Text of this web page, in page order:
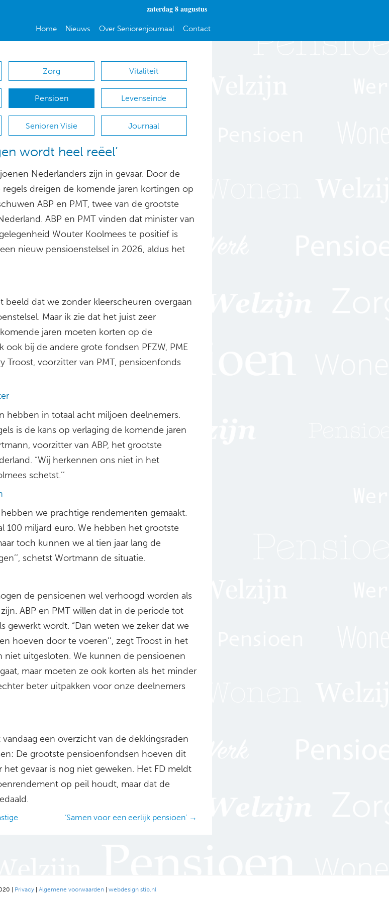
zaterdag 8 augustus
Home Nieuws Over Seniorenjournaal Contact
Zorg Vitaliteit
Pensioen Levenseinde
Senioren Visie Journaal
wordt heel reëel’
Nederlanders zijn in gevaar. Door de
regels dreigen de komende jaren kortingen op
ABP en PMT, twee van de grootste
ABP en PMT vinden dat minister van
Wouter Koolmees te positief is
nieuw pensioenstelsel in 2026, aldus het
beeld dat we zonder kleerscheuren overgaan
Maar ik zie dat het juist zeer
jaren moeten korten op de
ook bij de andere grote fondsen PFZW, PME
Troost, voorzitter van PMT, pensioenfonds
hebben in totaal acht miljoen deelnemers.
is de kans op verlaging de komende jaren
voorzitter van ABP, het grootste
“Wij herkennen ons niet in het
schetst.’’
we prachtige rendementen gemaakt.
100 miljard euro. We hebben het grootste
toch kunnen we al tien jaar lang de
schetst Wortmann de situatie.
de pensioenen wel verhoogd worden als
ABP en PMT willen dat in de periode tot
gewerkt wordt. “Dan weten we zeker dat we
hoeven door te voeren’’, zegt Troost in het
niet uitgesloten. We kunnen de pensioenen
maar moeten ze ook korten als het minder
beter uitpakken voor onze deelnemers
een overzicht van de dekkingsraden
De grootste pensioenfondsen hoeven dit
het gevaar is nog niet geweken. Het FD meldt
op peil houdt, maar dat de
‘Samen voor een eerlijk pensioen’ →
| Privacy | Algemene voorwaarden | webdesign stip.nl